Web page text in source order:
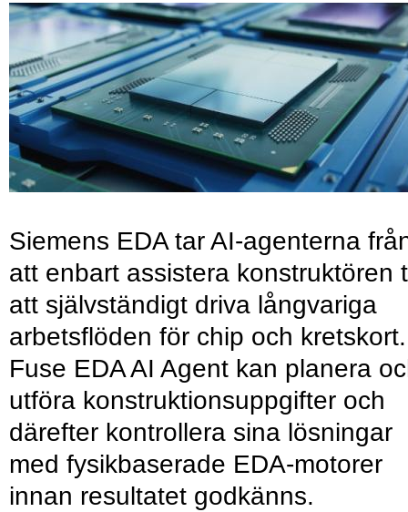
Siemens EDA tar AI-agenterna
att enbart assistera konstruktören
att självständigt driva långvariga
arbetsflöden för chip och kretskort.
Fuse EDA AI Agent kan planera
utföra konstruktionsuppgifter och
därefter kontrollera sina lösningar
med fysikbaserade EDA-motorer
innan resultatet godkänns.